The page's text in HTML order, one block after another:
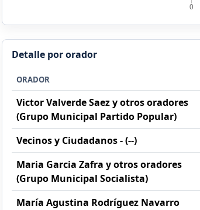
Detalle por orador
ORADOR
Victor Valverde Saez y otros oradores
(Grupo Municipal Partido Popular)
Vecinos y Ciudadanos - (--)
Maria Garcia Zafra y otros oradores
(Grupo Municipal Socialista)
María Agustina Rodríguez Navarro